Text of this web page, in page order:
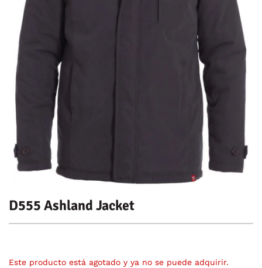
D555 Ashland Jacket
Este producto está agotado y ya no se puede adquirir.